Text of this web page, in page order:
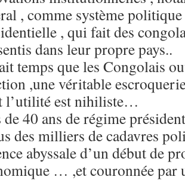
, comme système
, qui fait des
dans leur propre pays..
temps que les Congolais
,une véritable
l’utilité est nihiliste…
de 40 ans de régime
des milliers de cadavres
abyssale d’un début de
… ,et couronnée par